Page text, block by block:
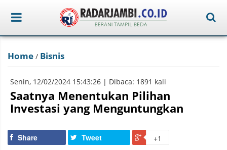
Home / Bisnis
Senin, 12/02/2024 15:43:26 | Dibaca: 1891 kali
Saatnya Menentukan Pilihan
Investasi yang Menguntungkan
Share Tweet +1